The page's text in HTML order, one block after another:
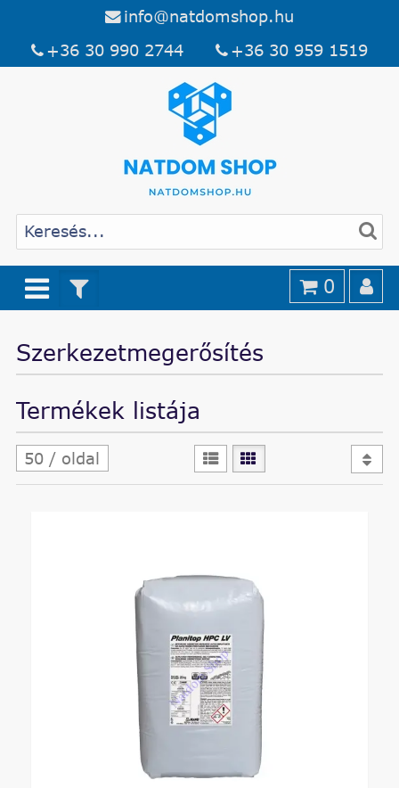
info@natdomshop.hu
+36 30 990 2744
+36 30 959 1519
0
Szerkezetmegerősítés
Termékek listája
50 / oldal